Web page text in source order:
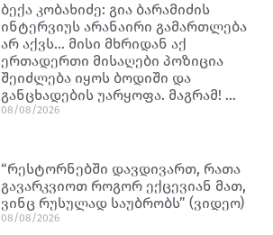
ბექა კობახიძე: გია ბარამიძის
ინტერვიუს არანაირი გამართლება
არ აქვს… მისი მხრიდან აქ
ერთადერთი მისაღები პოზიცია
შეიძლება იყოს ბოდიში და
განცხადების უარყოფა. მაგრამ! …
08/08/2026
“რესტორნებში დავდივართ, რათა
გავარკვიოთ როგორ ექცევიან მათ,
ვინც რუსულად საუბრობს” (ვიდეო)
08/08/2026